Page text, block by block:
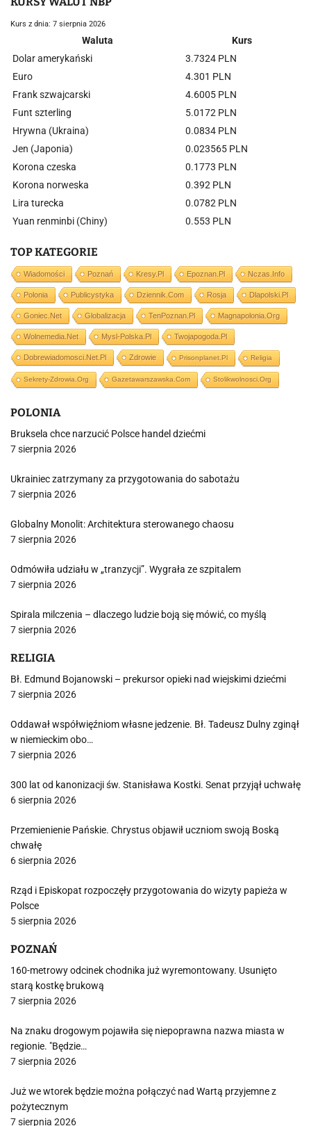
Kurs z dnia: 7 sierpnia 2026
Waluta
Kurs
Dolar amerykański
3.7324 PLN
Euro
4.301 PLN
Frank szwajcarski
4.6005 PLN
Funt szterling
5.0172 PLN
Hrywna (Ukraina)
0.0834 PLN
Jen (Japonia)
0.023565 PLN
Korona czeska
0.1773 PLN
Korona norweska
0.392 PLN
Lira turecka
0.0782 PLN
Yuan renminbi (Chiny)
0.553 PLN
TOP KATEGORIE
Wiadomości Poznań Kresy.pl Epoznan.pl Nczas.info
Polonia Publicystyka Dziennik.com Rosja Dlapolski.pl
Goniec.net Globalizacja TenPoznan.pl Magnapolonia.org
Wolnemedia.net Mysl-Polska.pl Twojapogoda.pl
Dobrewiadomosci.net.pl Zdrowie Prisonplanet.pl Religia
Sekrety-Zdrowia.org Gazetawarszawska.com Stolikwolnosci.org
POLONIA
Bruksela chce narzucić Polsce handel dziećmi
7 sierpnia 2026
Ukrainiec zatrzymany za przygotowania do sabotażu
7 sierpnia 2026
Globalny Monolit: Architektura sterowanego chaosu
7 sierpnia 2026
Odmówiła udziału w „tranzycji”. Wygrała ze szpitalem
7 sierpnia 2026
Spirala milczenia – dlaczego ludzie boją się mówić, co myślą
7 sierpnia 2026
RELIGIA
Bł. Edmund Bojanowski – prekursor opieki nad wiejskimi dziećmi
7 sierpnia 2026
Oddawał współwięźniom własne jedzenie. Bł. Tadeusz Dulny zginął
w niemieckim obo…
7 sierpnia 2026
300 lat od kanonizacji św. Stanisława Kostki. Senat przyjął uchwałę
6 sierpnia 2026
Przemienienie Pańskie. Chrystus objawił uczniom swoją Boską
chwałę
6 sierpnia 2026
Rząd i Episkopat rozpoczęły przygotowania do wizyty papieża w
Polsce
5 sierpnia 2026
POZNAŃ
160-metrowy odcinek chodnika już wyremontowany. Usunięto
starą kostkę brukową
7 sierpnia 2026
Na znaku drogowym pojawiła się niepoprawna nazwa miasta w
regionie. "Będzie…
7 sierpnia 2026
Już we wtorek będzie można połączyć nad Wartą przyjemne z
pożytecznym
7 sierpnia 2026